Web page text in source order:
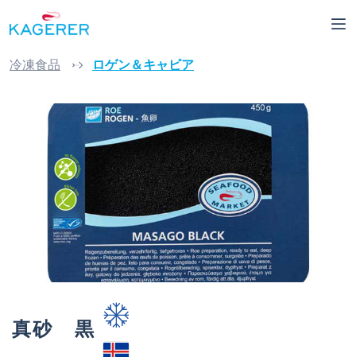
Skip to main content
冷凍食品 ロゲン＆キャビア
真砂 黒